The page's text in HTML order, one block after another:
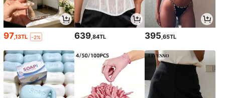
97,13TL -2% 639,84TL 395,65TL